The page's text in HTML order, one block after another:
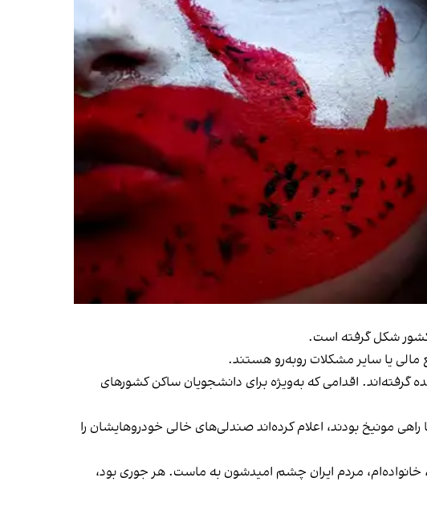
کشور شکل گرفته است.
مالی یا سایر مشکلات روبه‌رو هستند.
گرفته‌اند. اقدامی که به‌ویژه برای دانشجویان ساکن کشورهای
مونیخ بودند، اعلام کرده‌اند صندلی‌های خالی خودروهایشان را
خانواده‌ام، مردم ایران چشم امیدشون به ماست. هر جوری بود،